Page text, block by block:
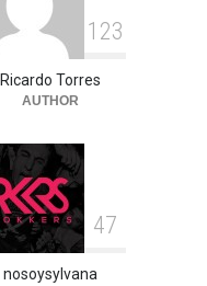
1 23
Ricardo Torres
AUTHOR
47
nosoysylvana